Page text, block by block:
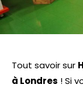
Tout savoir sur
à Londres ! Si